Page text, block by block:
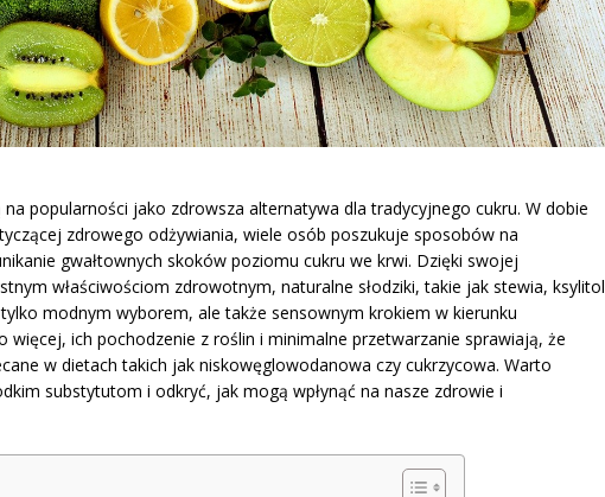
na popularności jako zdrowsza alternatywa dla tradycyjnego cukru. W dobie
zdrowego odżywiania, wiele osób poszukuje sposobów na
gwałtownych skoków poziomu cukru we krwi. Dzięki swojej
właściwościom zdrowotnym, naturalne słodziki, takie jak stewia, ksylitol
modnym wyborem, ale także sensownym krokiem w kierunku
więcej, ich pochodzenie z roślin i minimalne przetwarzanie sprawiają, że
w dietach takich jak niskowęglowodanowa czy cukrzycowa. Warto
substytutom i odkryć, jak mogą wpłynąć na nasze zdrowie i